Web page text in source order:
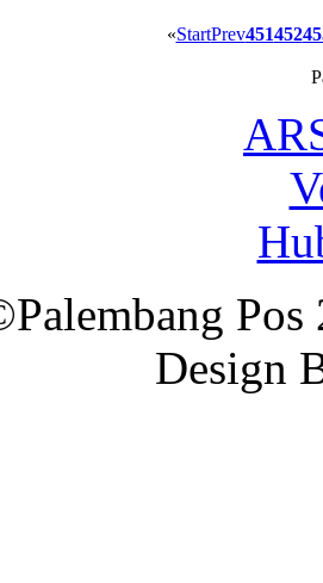
«StartPrev451452
Design